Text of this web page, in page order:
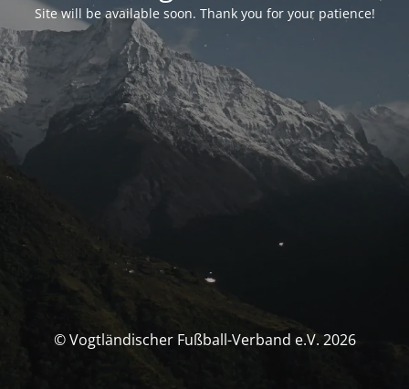
Site will be available soon. Thank you for your patience!
© Vogtländischer Fußball-Verband e.V. 2026